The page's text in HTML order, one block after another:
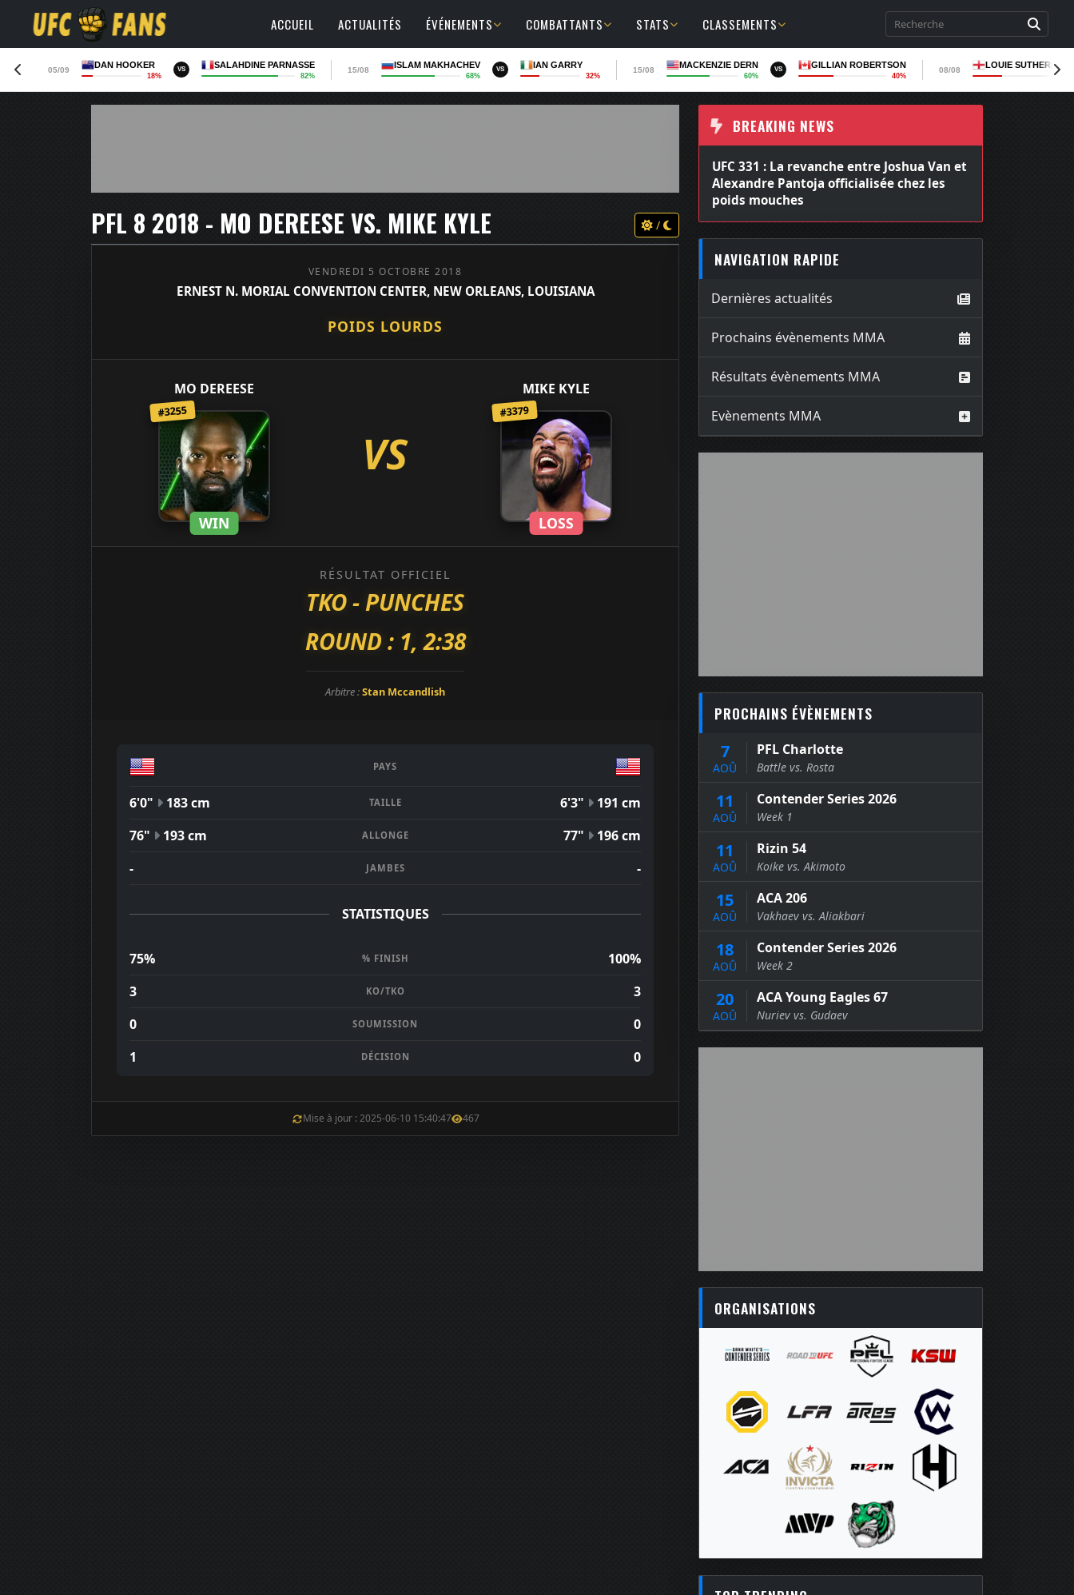
ACCUEIL ACTUALITÉS ÉVÉNEMENTS COMBATTANTS STATS CLASSEMENTS
05/09
DAN HOOKER
18%
VS SALAHDINE PARNASSE
82%
15/08
ISLAM MAKHACHEV
68%
VS IAN GARRY
32%
15/08
MACKENZIE DERN
60%
VS GILLIAN ROBERTSON
40%
08/08
LOUIE
PFL 8 2018 - MO DEREESE VS. MIKE KYLE /
VENDREDI 5 OCTOBRE 2018
ERNEST N. MORIAL CONVENTION CENTER, NEW ORLEANS, LOUISIANA
POIDS LOURDS
MO DEREESE
#3255
WIN
VS
MIKE KYLE
#3379
LOSS
RÉSULTAT OFFICIEL
TKO - PUNCHES
ROUND : 1, 2:38
Arbitre :Stan Mccandlish
PAYS
6'0" 183 cm TAILLE 6'3"
191 cm
76"
193 cm ALLONGE 77"
196 cm
-
JAMBES -
STATISTIQUES
75% % FINISH
100%
3
KO/TKO
3
0
SOUMISSION
0
1
DÉCISION 0
Mise à jour : 2025-06-10 15:40:47 467
BREAKING NEWS
UFC 331 : La revanche entre Joshua Van et
Alexandre Pantoja officialisée chez les
poids mouches
NAVIGATION RAPIDE
Dernières actualités
Prochains évènements MMA
Résultats évènements MMA
Evènements MMA
PROCHAINS ÉVÈNEMENTS
7
AOÛ
PFL Charlotte
Battle vs. Rosta
11
AOÛ
Contender Series 2026
Week 1
11
AOÛ
Rizin 54
Koike vs. Akimoto
15
AOÛ
ACA 206
Vakhaev vs. Aliakbari
18
AOÛ
Contender Series 2026
Week 2
20
AOÛ
ACA Young Eagles 67
Nuriev vs. Gudaev
ORGANISATIONS